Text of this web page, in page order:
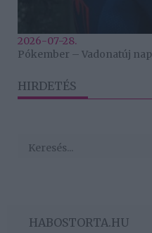
2026-07-28.
Pókember – Vadonatúj nap
HIRDETÉS
HABOSTORTA.HU